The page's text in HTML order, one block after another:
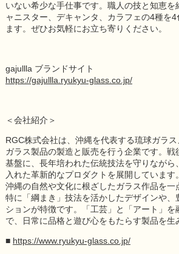
いない希少な手仕事です。職人の技と知恵を
ャニスター、デキャンタ、カラフェの4種を
ます。ぜひお気軽にお立ち寄りください。
gajullla ブランドサイト
https://gajullla.ryukyu-glass.co.jp/
＜会社紹介＞
RGC株式会社は、沖縄を代表する琉球ガラ
ガラス製品の製造と販売を行う企業です。戦
基盤に、長年培われた伝統技法を守りながら
入れた革新的なプロダクトを展開しています
沖縄の自然や文化に根ざしたガラス作品を一
特に「綱まき」技法を活かしたデザインや、
ションが特徴です。「工芸」と「アート」を
で、日常に品格と遊び心をもたらす製品を生
■ https://www.ryukyu-glass.co.jp/